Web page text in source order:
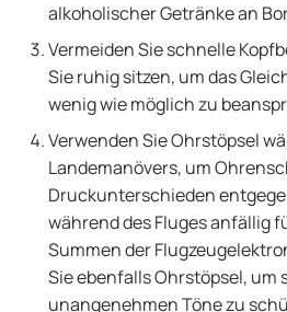
alkoholischer Getränke an
Vermeiden Sie schnelle
Sie ruhig sitzen, um das
wenig wie möglich zu
Verwenden Sie Ohrstöpsel
Landemanövers, um
Druckunterschieden
während des Fluges anfällig
Summen der
Sie ebenfalls Ohrstöpsel, um
unangenehmen Töne zu